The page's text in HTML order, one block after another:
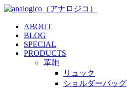
ABOUT
BLOG
SPECIAL
PRODUCTS
革鞄
リュック
ショルダーバッグ